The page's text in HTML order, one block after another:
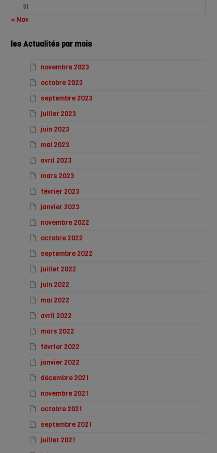
31
« Nov
les Actualités par mois
novembre 2023
octobre 2023
septembre 2023
juillet 2023
juin 2023
mai 2023
avril 2023
mars 2023
février 2023
janvier 2023
novembre 2022
octobre 2022
septembre 2022
juillet 2022
juin 2022
mai 2022
avril 2022
mars 2022
février 2022
janvier 2022
décembre 2021
novembre 2021
octobre 2021
septembre 2021
juillet 2021